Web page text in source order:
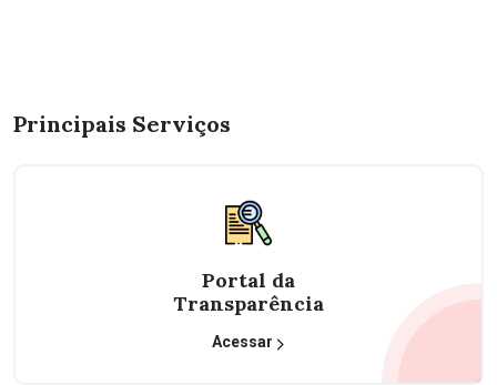
Principais Serviços
Portal da
Transparência
Acessar